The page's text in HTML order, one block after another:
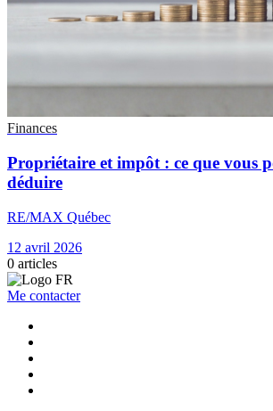
Finances
Propriétaire et impôt : ce que vous
déduire
RE/MAX Québec
12 avril 2026
0 articles
Me contacter